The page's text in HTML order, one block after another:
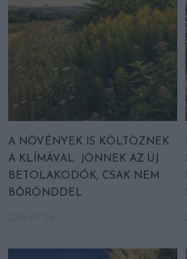
A NÖVÉNYEK IS KÖLTÖZNEK
A KLÍMÁVAL: JÖNNEK AZ ÚJ
BETOLAKODÓK, CSAK NEM
BŐRÖNDDEL